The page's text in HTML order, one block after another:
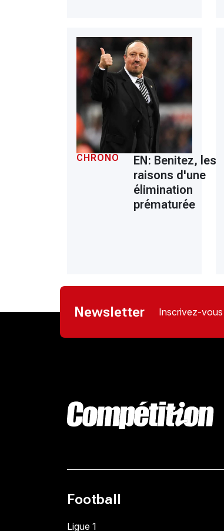
CHRONO
EN: Benitez, les
raisons d'une
élimination
prématurée
Newsletter Inscrivez-
Football
Ligue 1